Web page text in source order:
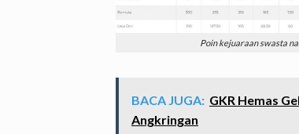
Poin kejuaraan swasta
BACA JUGA: GKR Hemas
Angkringan